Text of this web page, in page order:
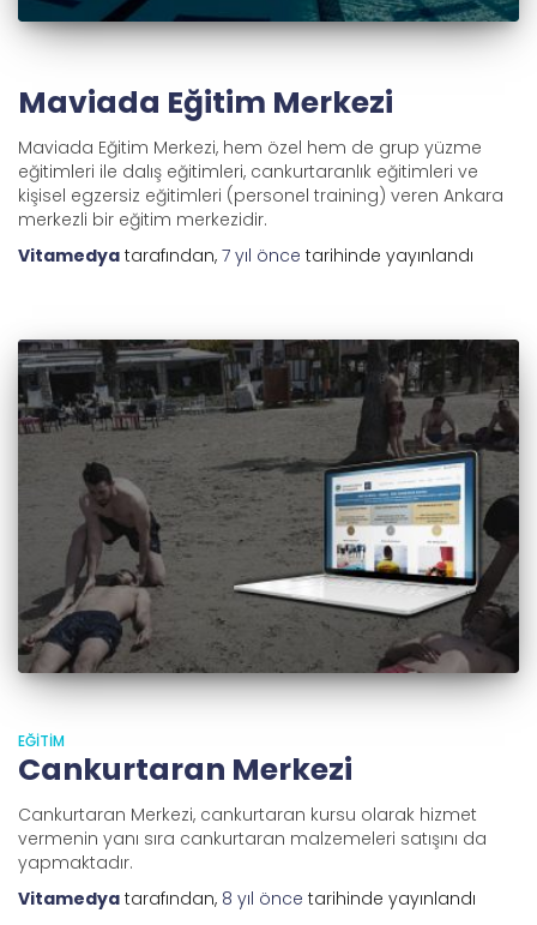
Maviada Eğitim Merkezi
Maviada Eğitim Merkezi, hem özel hem de grup yüzme
eğitimleri ile dalış eğitimleri, cankurtaranlık eğitimleri ve
kişisel egzersiz eğitimleri (personel training) veren Ankara
merkezli bir eğitim merkezidir.
Vitamedya tarafından, 7 yıl önce tarihinde yayınlandı
EĞITIM
Cankurtaran Merkezi
Cankurtaran Merkezi, cankurtaran kursu olarak hizmet
vermenin yanı sıra cankurtaran malzemeleri satışını da
yapmaktadır.
Vitamedya tarafından, 8 yıl önce tarihinde yayınlandı